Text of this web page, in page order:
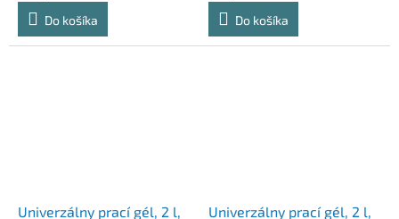
Do košíka Do košíka
Univerzálny prací gél, 2 l,
Univerzálny prací gél, 2 l,